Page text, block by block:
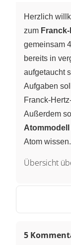
Herzlich
zum
gemeinsam
bereits in
aufgetaucht
Aufgaben
Franck-
Außerdem
Atommodell
Atom wissen.
Übersicht
auf. Zuerst
Auswertung
5